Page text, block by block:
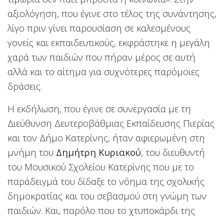
αξιολόγηση, που έγινε στο τέλος της συνάντησης,
λίγο πριν γίνει παρουσίαση σε καλεσμένους
γονείς και εκπαιδευτικούς, εκφράστηκε η μεγάλη
χαρά των παιδιών που πήραν μέρος σε αυτή
αλλά και το αίτημα για συχνότερες παρόμοιες
δράσεις.
Η εκδήλωση, που έγινε σε συνεργασία με τη
Διεύθυνση Δευτεροβάθμιας Εκπαίδευσης Πιερίας
και τον Δήμο Κατερίνης, ήταν αφιερωμένη στη
μνήμη του Δημήτρη Κυριακού, του διευθυντή
του Μουσικού Σχολείου Κατερίνης που με το
παράδειγμά του δίδαξε το νόημα της σχολικής
δημοκρατίας και του σεβασμού στη γνώμη των
παιδιών. Και, παρόλο που το χτυποκάρδι της